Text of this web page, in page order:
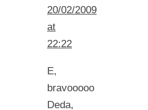
20/02/2009
at
22:22
E,
bravooooo
Deda,